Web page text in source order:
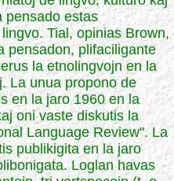
pensado estas
Tial, opinias Brown,
pensadon, plifaciligante
la etnolingvojn en la
La unua propono de
en la jaro 1960 en la
oni vaste diskutis la
Language Review". La
publikigita en la jaro
Loglan havas